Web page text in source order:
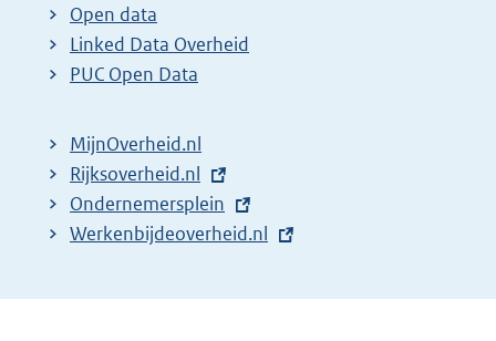
Open data
Linked Data Overheid
PUC Open Data
MijnOverheid.nl
E
x
t
r
Rijksoverheid.nl
E
x
e
Ondernemersplein
E
t
Werkenbijdeoverheid.nl